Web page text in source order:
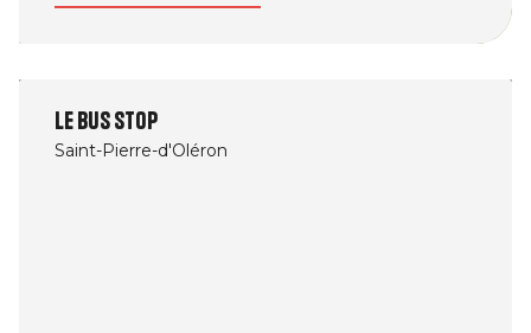
Le Bus Stop
Saint-Pierre-d'Oléron